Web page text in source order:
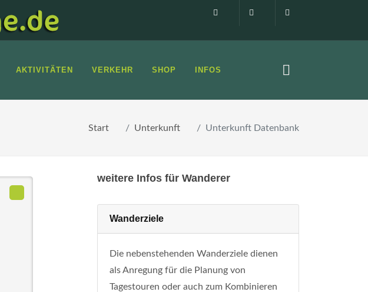
Impressum0160 99873408
AKTIVITÄTEN VERKEHR SHOP INFOS
Start Unterkunft Unterkunft Datenbank
weitere Infos für Wanderer
Wanderziele
Die nebenstehenden Wanderziele dienen
als Anregung für die Planung von
Tagestouren oder auch zum Kombinieren